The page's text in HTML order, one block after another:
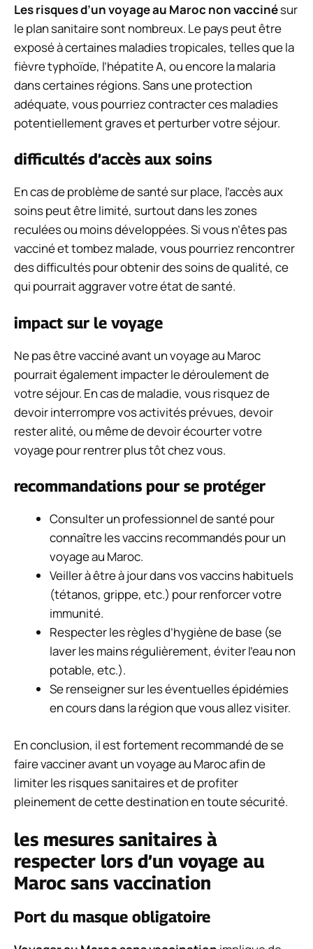
Les risques d’un voyage au Maroc non vaccinésur
le plan sanitaire sont nombreux. Le pays peut être
exposé à certaines maladies tropicales, telles que la
fièvre typhoïde, l’hépatite A, ou encore la malaria
dans certaines régions. Sans une protection
adéquate, vous pourriez contracter ces maladies
potentiellement graves et perturber votre séjour.
difficultés d’accès aux soins
En cas de problème de santé sur place, l’accès aux
soins peut être limité, surtout dans les zones
reculées ou moins développées. Si vous n’êtes pas
vacciné et tombez malade, vous pourriez rencontrer
des difficultés pour obtenir des soins de qualité, ce
qui pourrait aggraver votre état de santé.
impact sur le voyage
Ne pas être vacciné avant un voyage au Maroc
pourrait également impacter le déroulement de
votre séjour. En cas de maladie, vous risquez de
devoir interrompre vos activités prévues, devoir
rester alité, ou même de devoir écourter votre
voyage pour rentrer plus tôt chez vous.
recommandations pour se protéger
Consulter un professionnel de santé pour
connaître les vaccins recommandés pour un
voyage au Maroc.
Veiller à être à jour dans vos vaccins habituels
(tétanos, grippe, etc.) pour renforcer votre
immunité.
Respecter les règles d’hygiène de base (se
laver les mains régulièrement, éviter l’eau non
potable, etc.).
Se renseigner sur les éventuelles épidémies
en cours dans la région que vous allez visiter.
En conclusion, il est fortement recommandé de se
faire vacciner avant un voyage au Maroc afin de
limiter les risques sanitaires et de profiter
pleinement de cette destination en toute sécurité.
les mesures sanitaires à
respecter lors d’un voyage au
Maroc sans vaccination
Port du masque obligatoire